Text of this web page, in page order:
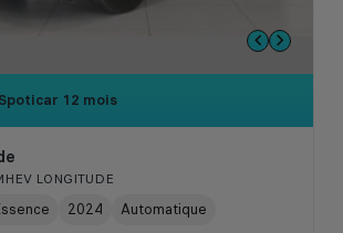
12 mois
LONGITUDE
2024 Automatique